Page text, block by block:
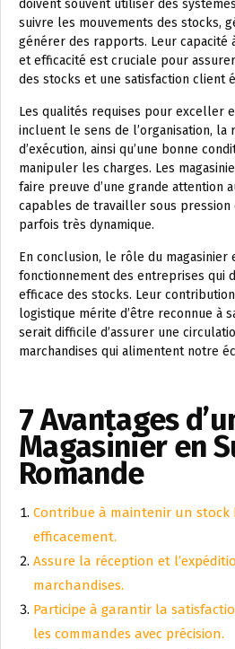
doivent souvent utiliser des
suivre les mouvements des stocks,
générer des rapports. Leur capacité
et efficacité est cruciale pour
des stocks et une satisfaction client
Les qualités requises pour exceller
incluent le sens de l’organisation, la
d’exécution, ainsi qu’une bonne
manipuler les charges. Les
faire preuve d’une grande attention
capables de travailler sous pression
parfois très dynamique.
En conclusion, le rôle du magasinier
fonctionnement des entreprises qui
efficace des stocks. Leur
logistique mérite d’être reconnue à
serait difficile d’assurer une
marchandises qui alimentent notre
7 Avantages
Magasinier en
Romande
Contribue à maintenir un stock
efficacement.
Assure la réception et
marchandises.
Participe à garantir la
les commandes avec précision.